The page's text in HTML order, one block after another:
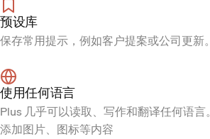
预设库
保存常用提示，例如客户提案或公司更新。
使用任何语言
Plus 几乎可以读取、写作和翻译任何语言。
添加图片、图标等内容